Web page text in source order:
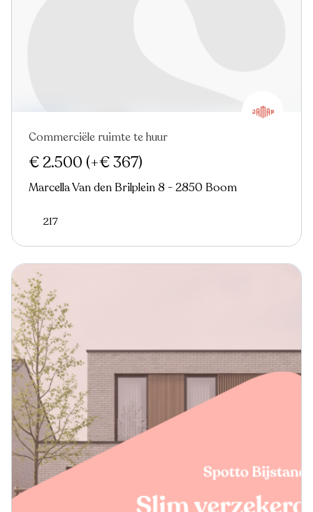
Commerciële ruimte te huur
€ 2.500 (+€ 367)
Marcella Van den Brilplein 8 - 2850 Boom
217